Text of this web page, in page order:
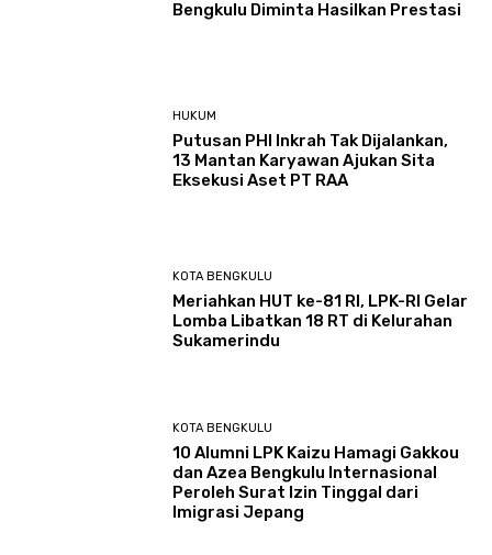
Bengkulu Diminta Hasilkan Prestasi
HUKUM
Putusan PHI Inkrah Tak Dijalankan,
13 Mantan Karyawan Ajukan Sita
Eksekusi Aset PT RAA
KOTA BENGKULU
Meriahkan HUT ke-81 RI, LPK-RI Gelar
Lomba Libatkan 18 RT di Kelurahan
Sukamerindu
KOTA BENGKULU
‎10 Alumni LPK Kaizu Hamagi Gakkou
dan Azea Bengkulu Internasional
Peroleh Surat Izin Tinggal dari
Imigrasi Jepang